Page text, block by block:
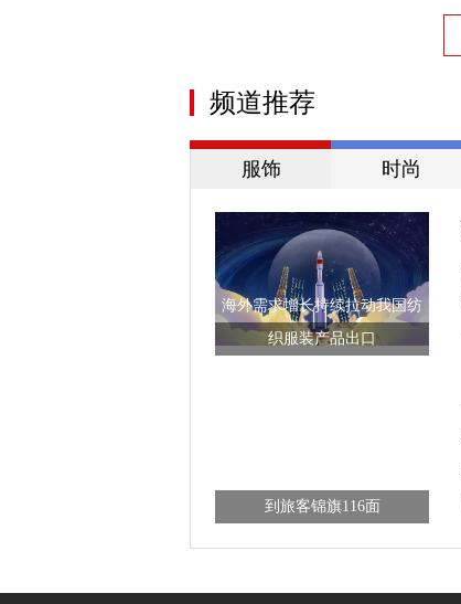
频道推荐
服饰 时尚
海外需求增长持续拉动我国纺
织服装产品出口
到旅客锦旗116面